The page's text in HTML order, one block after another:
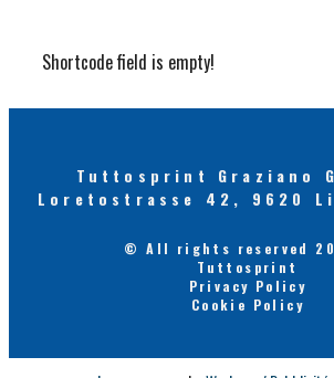
Shortcode field is empty!
Tuttosprint Graziano
Loretostrasse 42, 9620
© All rights reserved
Tuttosprint
Privacy Policy
Cookie Policy